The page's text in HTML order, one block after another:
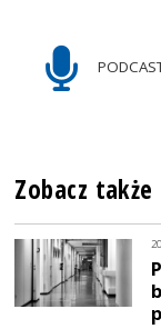
Zobacz także